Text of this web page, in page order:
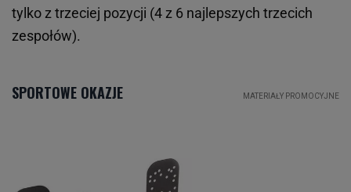
tylko z trzeciej pozycji (4 z 6 najlepszych trzecich
zespołów).